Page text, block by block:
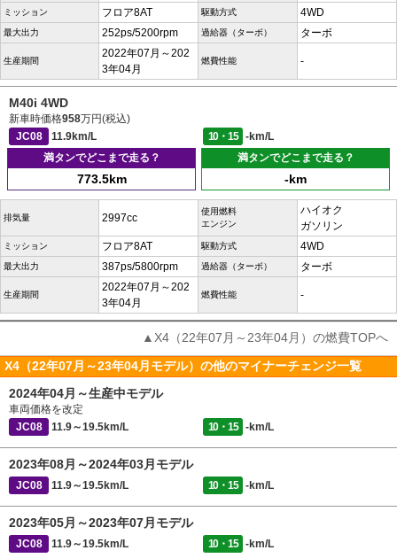
ミッション フロア8AT 駆動方式 4WD
最大出力 252ps/5200rpm 過給器（ターボ） ターボ
生産期間
2022年07月～202
3年04月
燃費性能 -
M40i 4WD
新車時価格958万円(税込)
JC08
11.9km/L 10・15
-km/L
満タンでどこまで走る？
773.5km
満タンでどこまで走る？
-km
排気量 2997cc
使用燃料
エンジン
ハイオク
ガソリン
ミッション フロア8AT 駆動方式 4WD
最大出力 387ps/5800rpm 過給器（ターボ） ターボ
生産期間
2022年07月～202
3年04月
燃費性能 -
▲X4（22年07月～23年04月）の燃費TOPへ
X4（22年07月～23年04月モデル）の他のマイナーチェンジ一覧
2024年04月～生産中モデル
車両価格を改定
JC08
11.9～19.5km/L 10・15 -km/L
2023年08月～2024年03月モデル
JC08 11.9～19.5km/L 10・15 -km/L
2023年05月～2023年07月モデル
JC08 11.9～19.5km/L 10・15 -km/L